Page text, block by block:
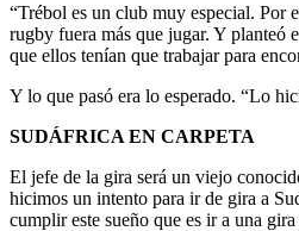
“Trébol es un club muy especial. Por
rugby fuera más que jugar. Y planteó
que ellos tenían que trabajar para
Y lo que pasó era lo esperado. “Lo
SUDÁFRICA EN CARPETA
El jefe de la gira será un viejo
hicimos un intento para ir de gira a
cumplir este sueño que es ir a una